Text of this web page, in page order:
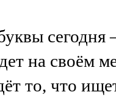
сегодня
на своём
то, что